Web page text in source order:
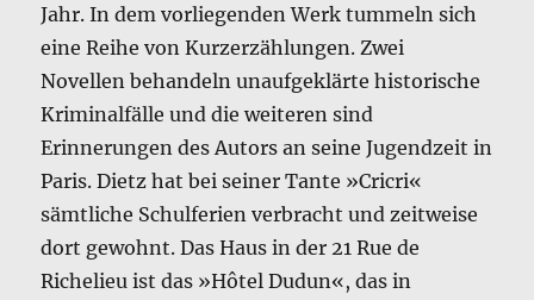
Jahr. In dem vorliegenden Werk tummeln sich
eine Reihe von Kurzerzählungen. Zwei
Novellen behandeln unaufgeklärte historische
Kriminalfälle und die weiteren sind
Erinnerungen des Autors an seine Jugendzeit in
Paris. Dietz hat bei seiner Tante »Cricri«
sämtliche Schulferien verbracht und zeitweise
dort gewohnt. Das Haus in der 21 Rue de
Richelieu ist das »Hôtel Dudun«, das in